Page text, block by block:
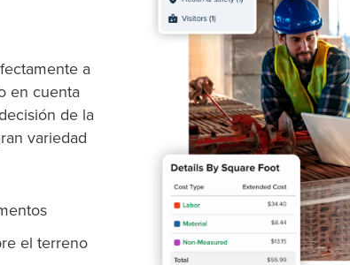
a
en cuenta
de la
variedad
el terreno